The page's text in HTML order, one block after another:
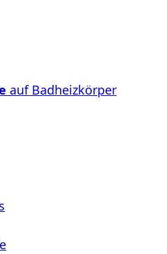
auf Badheizkörper